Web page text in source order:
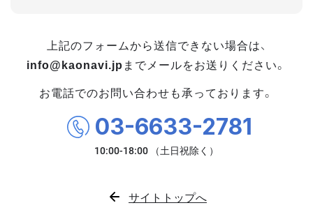
上記のフォームから送信できない場合は、
info@kaonavi.jp までメールをお送りください。
お電話でのお問い合わせも承っております。
03-6633-2781
サイトトップへ